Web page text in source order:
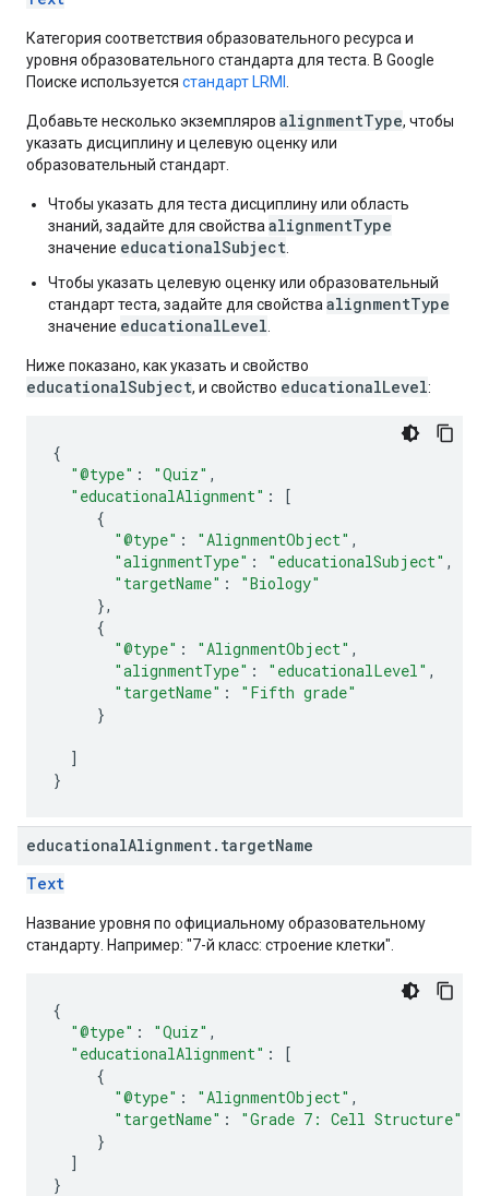
Категория соответствия образовательного ресурса и
уровня образовательного стандарта для теста. В Google
Поиске используется стандарт LRMI
Добавьте несколько экземпляров alignmentType, чтобы
указать дисциплину и целевую оценку или
образовательный стандарт.
Чтобы указать для теста дисциплину или область
знаний, задайте для свойства alignmentType
значение educationalSubject
Чтобы указать целевую оценку или образовательный
стандарт теста, задайте для свойства alignmentType
значение educationalLevel
Ниже показано, как указать и свойство
educationalSubject, и свойство educationalLevel:
{
"@type" : "Quiz" ,
"educationalAlignment" :
[
{
"@type" : "AlignmentObject" ,
"alignmentType" : "educationalSubject" ,
"targetName" :
"Biology"
},
{
"@type" : "AlignmentObject" ,
"alignmentType" : "educationalLevel" ,
"targetName" :
"Fifth grade"
}
]
}
educationalAlignment . targetName
Text
Название уровня по официальному образовательному
стандарту. Например: "7-й класс: строение клетки".
{
"@type" : "Quiz" ,
"educationalAlignment" :
[
{
"@type" : "AlignmentObject" ,
"targetName" :
"Grade 7: Cell Structure"
}
]
}